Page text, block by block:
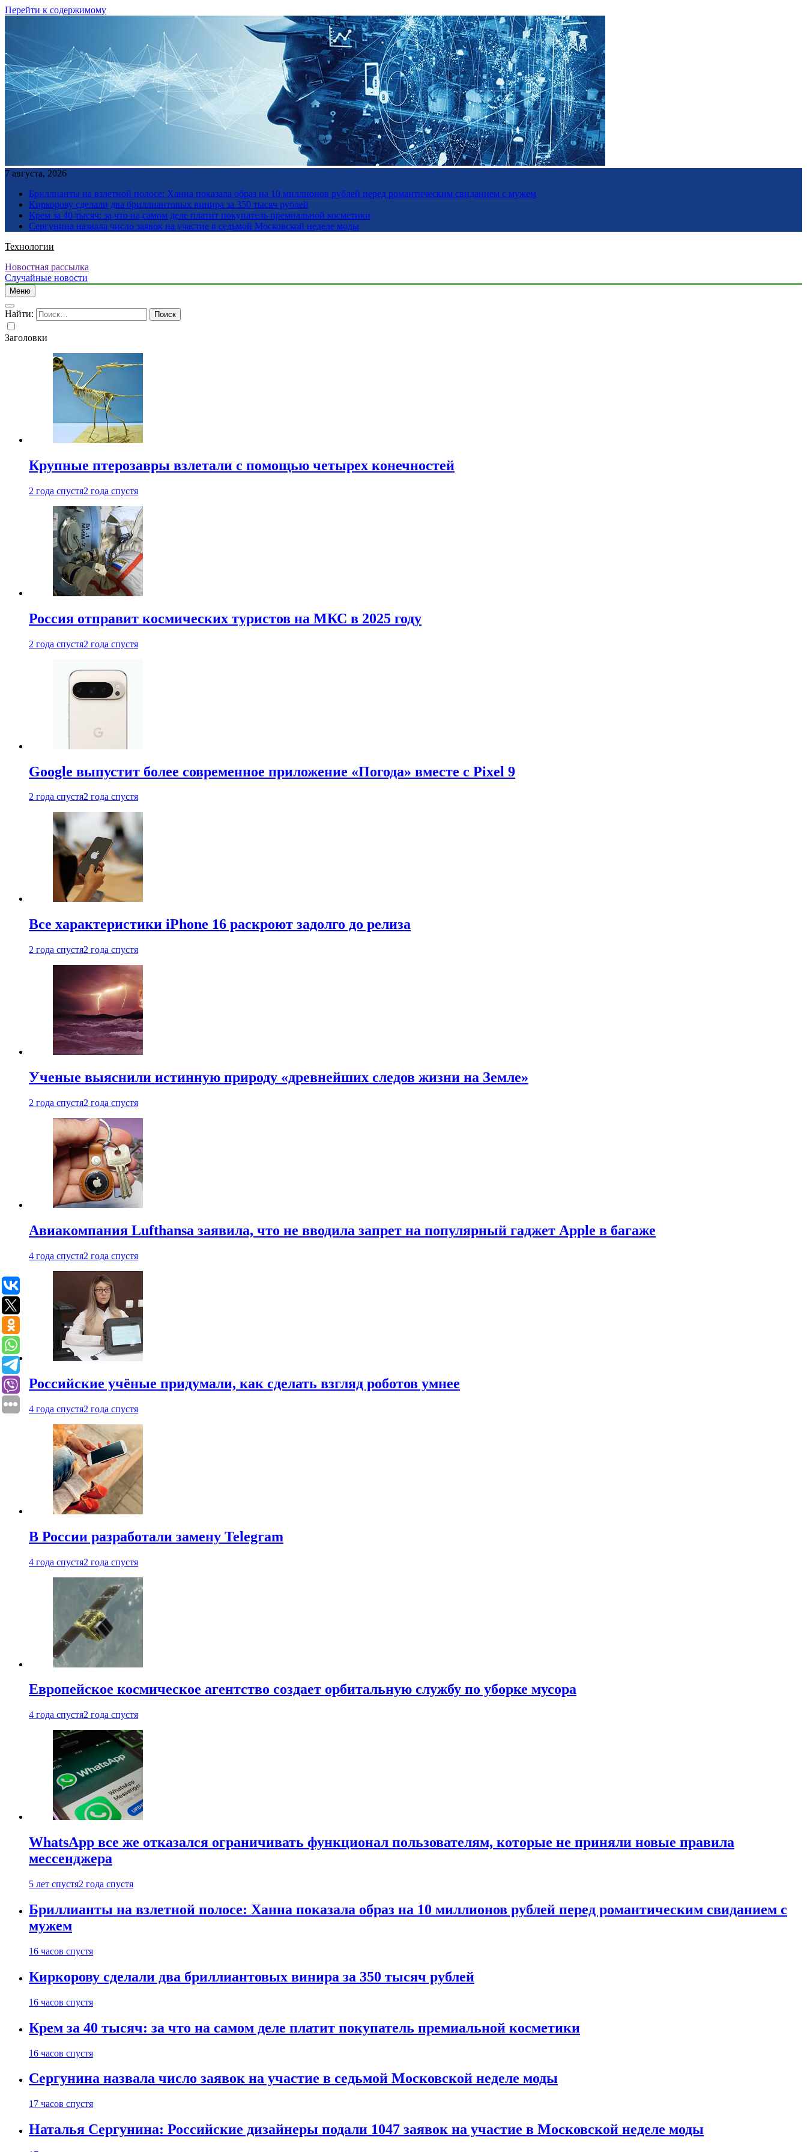
Перейти к содержимому
7 августа, 2026
Бриллианты на взлетной полосе: Ханна показала образ на 10 миллионов рублей перед романтическим свиданием с мужем
Киркорову сделали два бриллиантовых винира за 350 тысяч рублей
Крем за 40 тысяч: за что на самом деле платит покупатель премиальной косметики
Сергунина назвала число заявок на участие в седьмой Московской неделе моды
Технологии
Новостная рассылка
Случайные новости
Меню
Найти:
Заголовки
Крупные птерозавры взлетали с помощью четырех конечностей
2 года спустя2 года спустя
Россия отправит космических туристов на МКС в 2025 году
2 года спустя2 года спустя
Google выпустит более современное приложение «Погода» вместе с Pixel 9
2 года спустя2 года спустя
Все характеристики iPhone 16 раскроют задолго до релиза
2 года спустя2 года спустя
Ученые выяснили истинную природу «древнейших следов жизни на Земле»
2 года спустя2 года спустя
Авиакомпания Lufthansa заявила, что не вводила запрет на популярный гаджет Apple в багаже
4 года спустя2 года спустя
Российские учёные придумали, как сделать взгляд роботов умнее
4 года спустя2 года спустя
В России разработали замену Telegram
4 года спустя2 года спустя
Европейское космическое агентство создает орбитальную службу по уборке мусора
4 года спустя2 года спустя
WhatsApp все же отказался ограничивать функционал пользователям, которые не приняли новые правила
мессенджера
5 лет спустя2 года спустя
Бриллианты на взлетной полосе: Ханна показала образ на 10 миллионов рублей перед романтическим свиданием с
мужем
16 часов спустя
Киркорову сделали два бриллиантовых винира за 350 тысяч рублей
16 часов спустя
Крем за 40 тысяч: за что на самом деле платит покупатель премиальной косметики
16 часов спустя
Сергунина назвала число заявок на участие в седьмой Московской неделе моды
17 часов спустя
Наталья Сергунина: Российские дизайнеры подали 1047 заявок на участие в Московской неделе моды